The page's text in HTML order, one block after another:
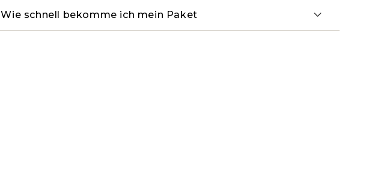
Wie schnell bekomme ich mein Paket